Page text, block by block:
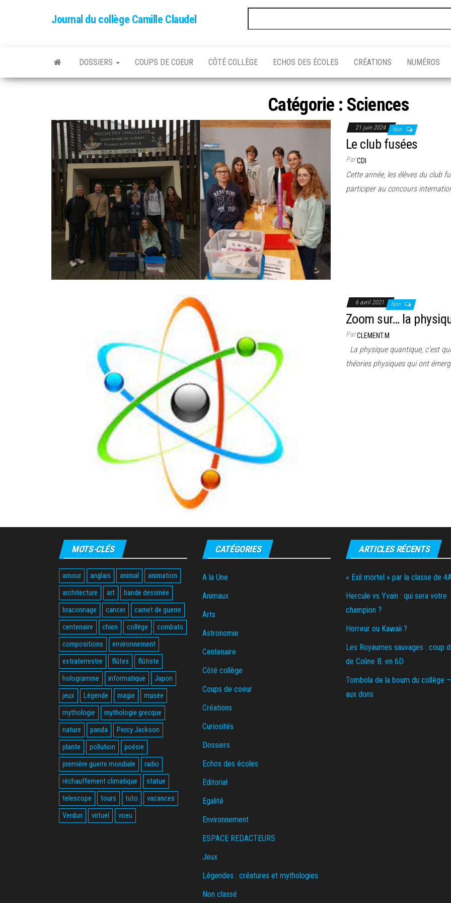
Journal du collège Camille Claudel
DOSSIERS COUPS DE COEUR CÔTÉ COLLÈGE ECHOS DES ÉCOLES CRÉATIONS NUMÉROS
Catégorie : Sciences
21 juin 2024 Non
Le club fusées
ParCDI
Cette année, les élèves du club
participer au concours
6 avril 2021 Non
Zoom sur… la
ParCLEMENT.M
La physique quantique, c’est
théories physiques qui ont
MOTS-CLÉS
amour anglais animal
animation
architecture
art
bande dessinée
braconnage
cancer
carnet de guerre
centenaire
chien collège
combats
compositions
environnement
extraterrestre
flûtes
flûtiste
hologramme
informatique
Japon
jeux
Légende magie
musée
mythologie
mythologie grecque
nature
panda
Percy Jackson
plante
pollution
poésie
première guerre mondiale
radio
réchauffement climatique
statue
telescope
tours tuto
vacances
Verdun
virtuel voeu
CATÉGORIES
A la Une
Animaux
Arts
Astronomie
Centenaire
Côté collège
Coups de coeur
Créations
Curiosités
Dossiers
Echos des écoles
Editorial
Egalité
Environnement
ESPACE REDACTEURS
Jeux
Légendes : créatures et mythologies
Non classé
ARTICLES RÉCENTS
« Exil mortel » par la classe de
Hercule vs Yvain : qui sera votre
champion ?
Horreur ou Kawaii ?
Les Royaumes sauvages : coup
de Coline B. en 6D
Tombola de la boum du collège
aux dons